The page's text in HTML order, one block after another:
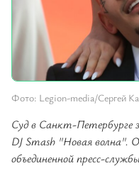
Фото: Legion-media/Сергей
Суд в Санкт-
DJ Smash "Новая волна".
объединенной пресс-